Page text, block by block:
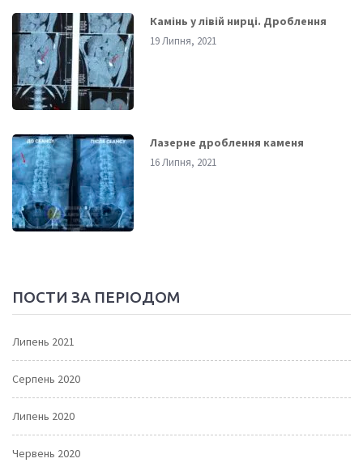
Камінь у лівій нирці. Дроблення
19 Липня, 2021
Лазерне дроблення каменя
16 Липня, 2021
ПОСТИ ЗА ПЕРІОДОМ
Липень 2021
Серпень 2020
Липень 2020
Червень 2020